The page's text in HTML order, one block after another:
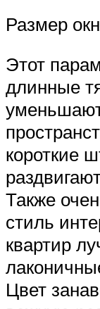
Размер
Этот
длинные
короткие
Также
стиль
квартир
Цвет